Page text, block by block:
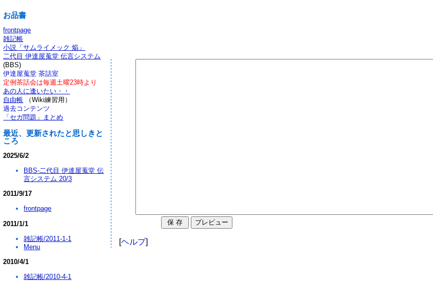
[ヘルプ]
お品書
frontpage
雑記帳
小説「サムライメック 焔」
二代目 伊達屋蒐堂 伝言システム
(BBS)
伊達屋蒐堂 茶話室
定例茶話会は毎週土曜23時より
あの人に逢いたい・・
自由帳 （Wiki練習用）
過去コンテンツ
「セガ問題」まとめ
最近、更新されたと思しきと
ころ
2025/6/2
BBS-二代目 伊達屋蒐堂 伝
言システム 20/3
2011/9/17
frontpage
2011/1/1
雑記帳/2011-1-1
Menu
2010/4/1
雑記帳/2010-4-1